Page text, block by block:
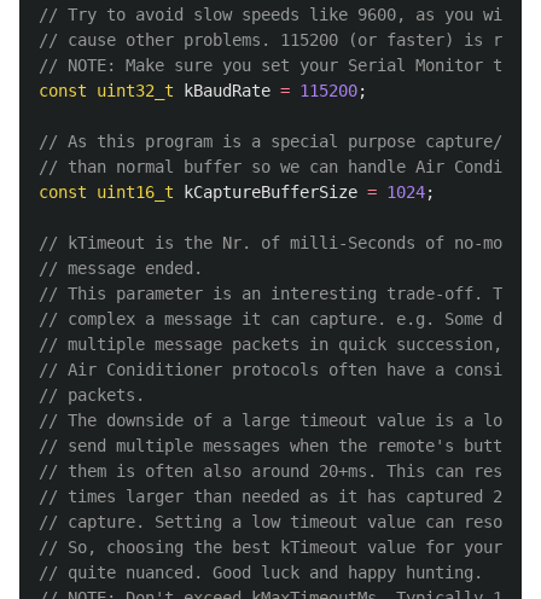
// Try to avoid slow speeds like 9600, as you will
// cause other problems. 115200 (or faster) is
// NOTE: Make sure you set your Serial Monitor to
const
uint32_t kBaudRate = 115200;
// As this program is a special purpose capture/
// than normal buffer so we can handle Air
const
uint16_t kCaptureBufferSize = 1024;
// kTimeout is the Nr. of milli-Seconds of no-more-
// message ended.
// This parameter is an interesting trade-off. The
// complex a message it can capture. e.g. Some
// multiple message packets in quick succession,
// Air Coniditioner protocols often have a
// packets.
// The downside of a large timeout value is a lot of
// send multiple messages when the remote's button
// them is often also around 20+ms. This can result
// times larger than needed as it has captured 2-3+
// capture. Setting a low timeout value can
// So, choosing the best kTimeout value for your
// quite nuanced. Good luck and happy hunting.